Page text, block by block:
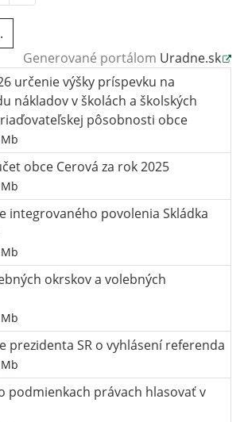
Generované portálom Uradne.sk
určenie výšky príspevku na
nákladov v školách a školských
pôsobnosti obce
obce Cerová za rok 2025
integrovaného povolenia Skládka
okrskov a volebných
prezidenta SR o vyhlásení referenda
podmienkach právach hlasovať v